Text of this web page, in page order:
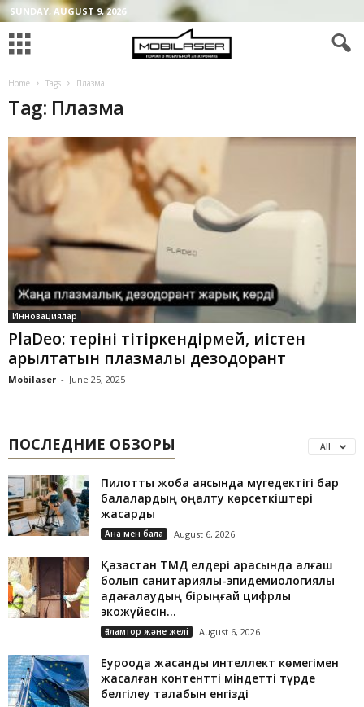
SUNDAY, AUGUST 9, 2026
Home Tags Плазма
Tag: Плазма
Инновациялар
PlaDeo: теріні тітіркендірмей, иістен
арылтатын плазмалық дезодорант
Mobilaser - June 25, 2025
ПОСЛЕДНИЕ ОБЗОРЫ All
Пилоттық жоба аясында мүгедектігі бар
балалардың оңалту көрсеткіштері
жақсарды
Ана мен бала August 6, 2026
Қазақстан ТМД елдері арасында алғаш
болып санитариялық-эпидемиологиялық
қадағалаудың бірыңғай цифрлық
экожүйесін...
Ғаламтор және желі August 6, 2026
Еуроодақ жасанды интеллект көмегімен
жасалған контентті міндетті түрде
белгілеу талабын енгізді